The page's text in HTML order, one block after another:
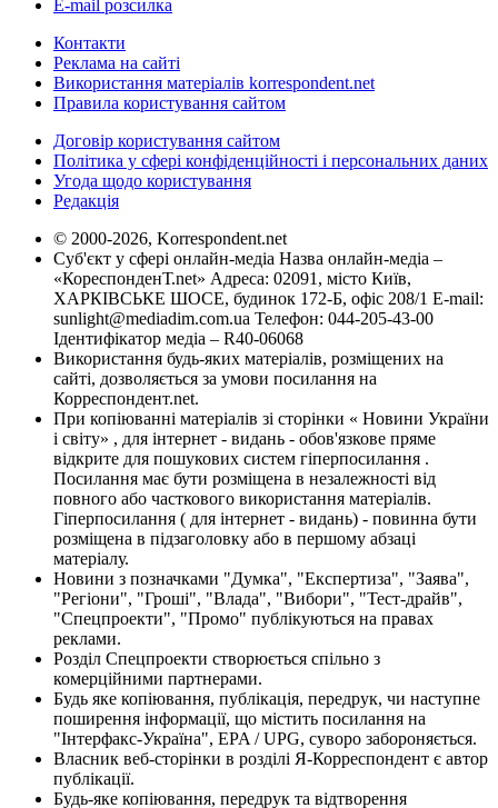
E-mail розсилка
Контакти
Реклама на сайті
Використання матеріалів korrespondent.net
Правила користування сайтом
Договір користування сайтом
Політика у сфері конфіденційності і персональних даних
Угода щодо користування
Редакція
© 2000-2026, Korrespondent.net
Суб'єкт у сфері онлайн-медіа Назва онлайн-медіа –
«КореспонденТ.net» Адреса: 02091, місто Київ,
ХАРКІВСЬКЕ ШОСЕ, будинок 172-Б, офіс 208/1 E-mail:
sunlight@mediadim.com.ua Телефон: 044-205-43-00
Ідентифікатор медіа – R40-06068
Використання будь-яких матеріалів, розміщених на
сайті, дозволяється за умови посилання на
Корреспондент.net.
При копіюванні матеріалів зі сторінки « Новини України
і світу» , для інтернет - видань - обов'язкове пряме
відкрите для пошукових систем гіперпосилання .
Посилання має бути розміщена в незалежності від
повного або часткового використання матеріалів.
Гіперпосилання ( для інтернет - видань) - повинна бути
розміщена в підзаголовку або в першому абзаці
матеріалу.
Новини з позначками "Думка", "Експертиза", "Заява",
"Регіони", "Гроші", "Влада", "Вибори", "Тест-драйв",
"Спецпроекти", "Промо" публікуються на правах
реклами.
Розділ Спецпроекти створюється спільно з
комерційними партнерами.
Будь яке копіювання, публікація, передрук, чи наступне
поширення інформації, що містить посилання на
"Інтерфакс-Україна", EPA / UPG, суворо забороняється.
Власник веб-сторінки в розділі Я-Корреспондент є автор
публікації.
Будь-яке копіювання, передрук та відтворення